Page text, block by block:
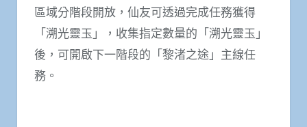
區域分階段開放，仙友可透過完成任務獲得
「溯光靈玉」，收集指定數量的「溯光靈玉」
後，可開啟下一階段的「黎渚之途」主線任
務。